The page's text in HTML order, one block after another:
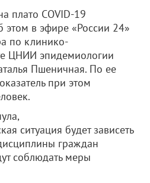
плато COVID-19
этом в эфире «России 24»
по клинико-
ЦНИИ эпидемиологии
Пшеничная. По ее
при этом
ситуация будет зависеть
граждан
соблюдать меры